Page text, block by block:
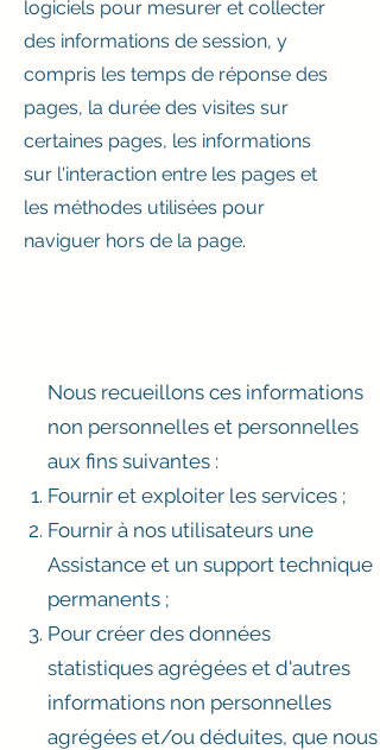
logiciels pour mesurer et collecter
des informations de session, y
compris les temps de réponse des
pages, la durée des visites sur
certaines pages, les informations
sur l'interaction entre les pages et
les méthodes utilisées pour
naviguer hors de la page.
Nous recueillons ces informations
non personnelles et personnelles
aux fins suivantes :
Fournir et exploiter les services ;
Fournir à nos utilisateurs une
Assistance et un support technique
permanents ;
Pour créer des données
statistiques agrégées et d'autres
informations non personnelles
agrégées et/ou déduites, que nous